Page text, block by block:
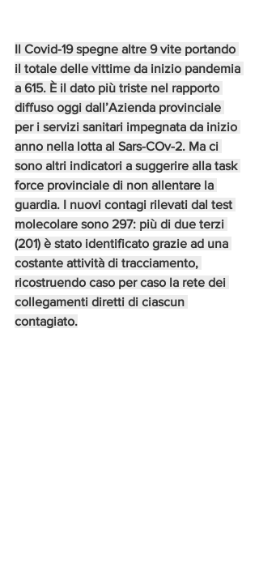
Il Covid-19 spegne altre 9 vite portando
il totale delle vittime da inizio pandemia
a 615. È il dato più triste nel rapporto
diffuso oggi dall’Azienda provinciale
per i servizi sanitari impegnata da inizio
anno nella lotta al Sars-COv-2. Ma ci
sono altri indicatori a suggerire alla task
force provinciale di non allentare la
guardia. I nuovi contagi rilevati dal test
molecolare sono 297: più di due terzi
(201) è stato identificato grazie ad una
costante attività di tracciamento,
ricostruendo caso per caso la rete dei
collegamenti diretti di ciascun
contagiato.